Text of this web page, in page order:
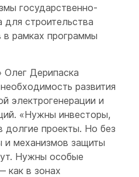
государственно-
для строительства
в рамках программы
Олег Дерипаска
развития
электрогенерации и
«Нужны инвесторы,
долгие проекты. Но без
и механизмов защиты
Нужны особые
как в зонах